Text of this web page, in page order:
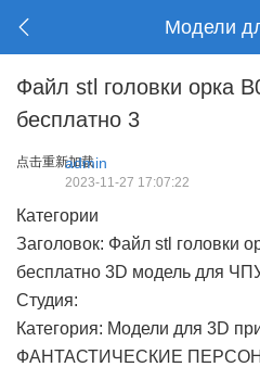
Модели
Файл stl головки орка
бесплатно 3
点击重新加载
admin
2023-11-27 17:07:22
Категории
Заголовок: Файл stl головки
бесплатно 3D модель для
Студия:
Категория: Модели для 3D
ФАНТАСТИЧЕСКИЕ